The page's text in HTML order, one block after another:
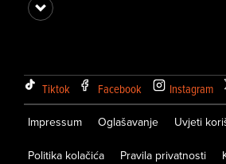
Tiktok Facebook Instagram
Impressum Oglašavanje Uvjeti
Politika kolačića Pravila privatnosti